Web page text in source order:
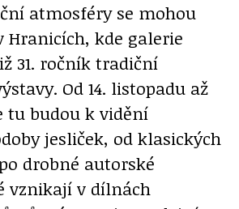
atmosféry se mohou
Hranicích, kde galerie
31. ročník tradiční
Od 14. listopadu až
tu budou k vidění
jesliček, od klasických
drobné autorské
vznikají v dílnách